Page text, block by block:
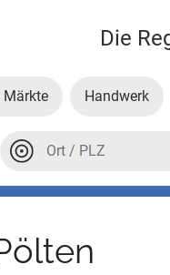
Die
Märkte Handwerk
Ort oder PLZ